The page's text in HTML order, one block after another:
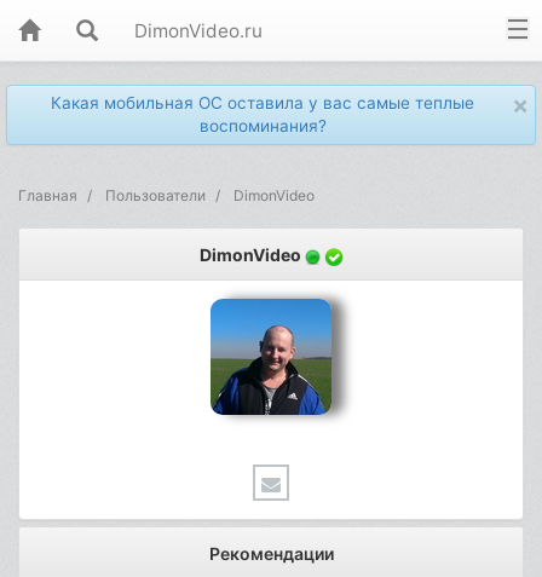
DimonVideo.ru
×
Какая мобильная ОС оставила у вас самые теплые
воспоминания?
Главная Пользователи DimonVideo
DimonVideo
Рекомендации